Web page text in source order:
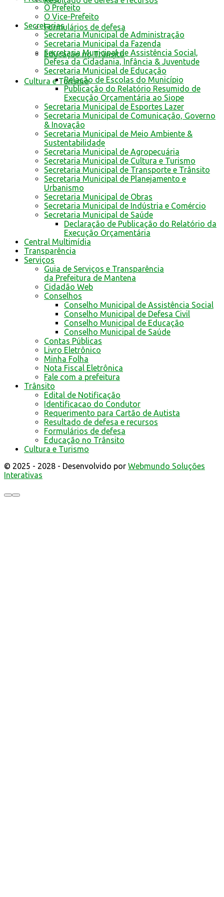
Formulários de defesa
Educação no Trânsito
Cultura e Turismo
O Prefeito
O Vice-Prefeito
Secretarias
Secretaria Municipal de Administração
Secretaria Municipal da Fazenda
Secretaria Municipal de Assistência Social,
Defesa da Cidadania, Infância & Juventude
Secretaria Municipal de Educação
Relação de Escolas do Município
Publicação do Relatório Resumido de
Execução Orçamentária ao Siope
Secretaria Municipal de Esportes Lazer
Secretaria Municipal de Comunicação, Governo
& Inovação
Secretaria Municipal de Meio Ambiente &
Sustentabilidade
Secretaria Municipal de Agropecuária
Secretaria Municipal de Cultura e Turismo
Secretaria Municipal de Transporte e Trânsito
Secretaria Municipal de Planejamento e
Urbanismo
Secretaria Municipal de Obras
Secretaria Municipal de Indústria e Comércio
Secretaria Municipal de Saúde
Declaração de Publicação do Relatório da
Execução Orçamentária
Central Multimídia
Transparência
Serviços
Guia de Serviços e Transparência
da Prefeitura de Mantena
Cidadão Web
Conselhos
Conselho Municipal de Assistência Social
Conselho Municipal de Defesa Civil
Conselho Municipal de Educação
Conselho Municipal de Saúde
Contas Públicas
Livro Eletrônico
Minha Folha
Nota Fiscal Eletrônica
Fale com a prefeitura
Trânsito
Edital de Notificação
Identificacao do Condutor
Requerimento para Cartão de Autista
Resultado de defesa e recursos
Formulários de defesa
Educação no Trânsito
Cultura e Turismo
© 2025 - 2028 - Desenvolvido por Webmundo Soluções
Interativas